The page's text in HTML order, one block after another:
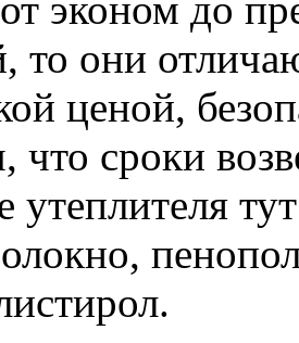
то они
ценой,
что сроки
утеплителя